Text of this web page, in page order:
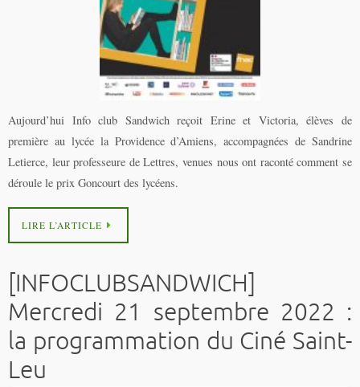
Aujourd’hui Info club Sandwich reçoit Erine et Victoria, élèves de
première au lycée la Providence d’Amiens, accompagnées de Sandrine
Letierce, leur professeure de Lettres, venues nous ont raconté comment se
déroule le prix Goncourt des lycéens.
LIRE L’ARTICLE
[INFOCLUBSANDWICH]
Mercredi 21 septembre 2022 :
la programmation du Ciné Saint-
Leu